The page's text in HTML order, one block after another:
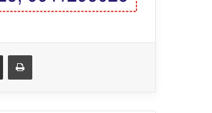
Share via Email Print